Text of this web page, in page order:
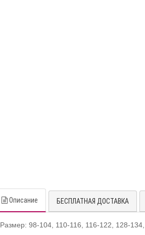
Описание БЕСПЛАТНАЯ ДОСТАВКА
Размер: 98-104, 110-116, 116-122, 128-